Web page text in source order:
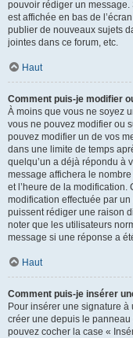
pouvoir rédiger un
est affichée en bas de
publier de nouveaux sujets
jointes dans ce forum, etc.
Haut
Comment puis-je modifier
À moins que vous ne soyez
vous ne pouvez modifier ou
pouvez modifier un de vos
dans une limite de temps
quelqu’un a déjà répondu à
message affichera le
et l’heure de la modification.
modification effectuée par
puissent rédiger une raison
noter que les utilisateurs
message si une réponse a
Haut
Comment puis-je insérer
Pour insérer une signature à
créer une depuis le panneau
pouvez cocher la case «